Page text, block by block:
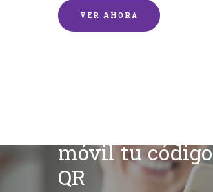
VER AHORA
móvil tu código
QR